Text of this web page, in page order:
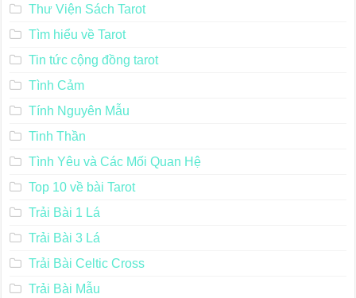
Thư Viện Sách Tarot
Tìm hiểu về Tarot
Tin tức cộng đồng tarot
Tình Cảm
Tính Nguyên Mẫu
Tinh Thần
Tình Yêu và Các Mối Quan Hệ
Top 10 về bài Tarot
Trải Bài 1 Lá
Trải Bài 3 Lá
Trải Bài Celtic Cross
Trải Bài Mẫu